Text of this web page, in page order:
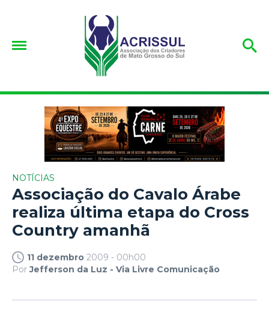
NOTÍCIAS
Associação do Cavalo Árabe
realiza última etapa do Cross
Country amanhã
11 dezembro 2009 - 00h00
PorJefferson da Luz - Via Livre Comunicação